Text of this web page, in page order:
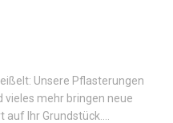
Unsere Pflasterungen
vieles mehr bringen neue
Ihr Grundstück....